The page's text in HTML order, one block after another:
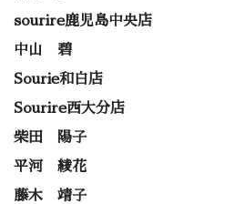
sourire鹿児島中央店
中山 碧
Sourie和白店
Sourire西大分店
柴田 陽子
平河 綾花
藤木 靖子